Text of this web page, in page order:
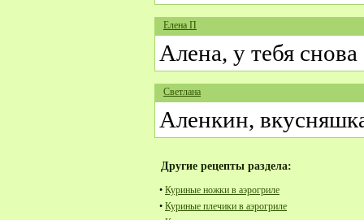
Елена П
Алена, у тебя
Светлана
Аленкин,
Другие рецепты раздела:
• Куриные ножки в аэрогриле
• Куриные плечики в аэрогриле